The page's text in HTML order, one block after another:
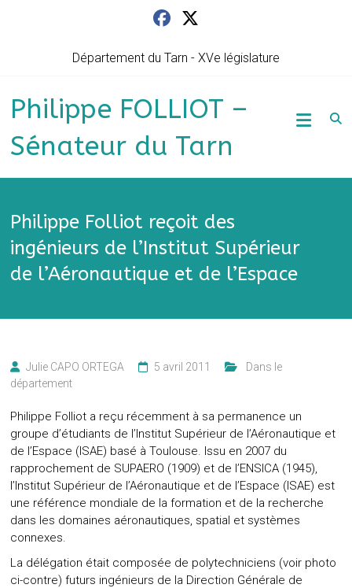
Département du Tarn - XVe législature
Philippe FOLLIOT –
Sénateur du Tarn
Philippe Folliot reçoit des
ingénieurs de l’Institut Supérieur
de l’Aéronautique et de l’Espace
Julie CAPO ORTEGA 5 avril 2011
‎ ‎ Dans le
département
Philippe Folliot a reçu récemment à sa permanence un
groupe d’étudiants de l’Institut Supérieur de l’Aéronautique et
de l’Espace (ISAE) basé à Toulouse. Issu en 2007 du
rapprochement de SUPAERO (1909) et de l’ENSICA (1945),
l’Institut Supérieur de l’Aéronautique et de l’Espace (ISAE) est
une référence mondiale de la formation et de la recherche
dans les domaines aéronautiques, spatial et systèmes
connexes.
La délégation était composée de polytechniciens (voir photo
ci-contre) futurs ingénieurs de la Direction Générale de